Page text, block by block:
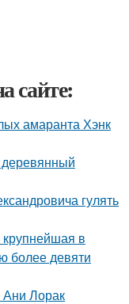
сайте:
амаранта Хэнк
гулять
крупнейшая в
более девяти
Ани Лорак